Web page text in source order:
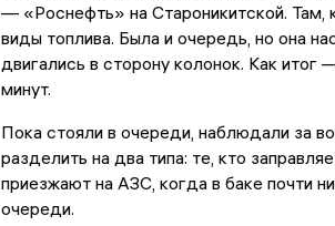
— «Роснефть» на Староникитской. Там,
виды топлива. Была и очередь, но она
двигались в сторону колонок. Как итог
минут.
Пока стояли в очереди, наблюдали за
разделить на два типа: те, кто
приезжают на АЗС, когда в баке почти
очереди.